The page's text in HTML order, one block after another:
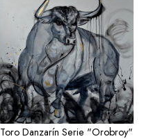
Toro Danzarín Serie "Orobroy"